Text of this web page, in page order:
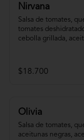
Nirvana
Salsa de tomates,
tomates
cebolla grillada,
$18.700
Olivia
Salsa de tomates,
aceitunas negras,